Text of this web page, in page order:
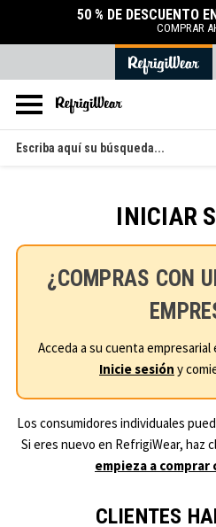
50 % DE DESCUENTO
COMPRAR
Buscar
en
INICIAR
¿COMPRAS CON
Acceda a su cuenta empresarial
Inicie sesión y
Los consumidores individuales
Si eres nuevo en RefrigiWear, haz
empieza a
CLIENTES